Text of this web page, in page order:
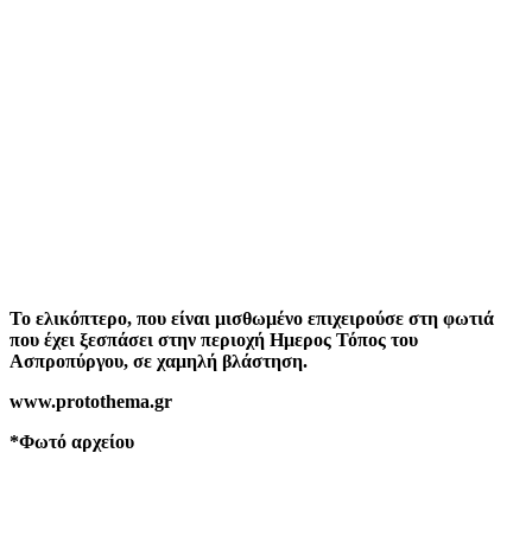
Το ελικόπτερο, που είναι μισθωμένο επιχειρούσε στη φωτιά
που έχει ξεσπάσει στην περιοχή Ημερος Τόπος του
Ασπροπύργου, σε χαμηλή βλάστηση.
www.protothema.gr
*Φωτό αρχείου